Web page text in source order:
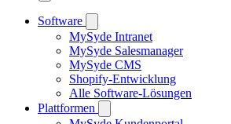
Software
MySyde Intranet
MySyde Salesmanager
MySyde CMS
Shopify-Entwicklung
Alle Software-Lösungen
Plattformen